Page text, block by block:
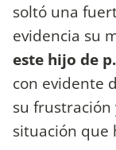
soltó una
evidencia su
este hijo de
con evidente
su frustración
situación que